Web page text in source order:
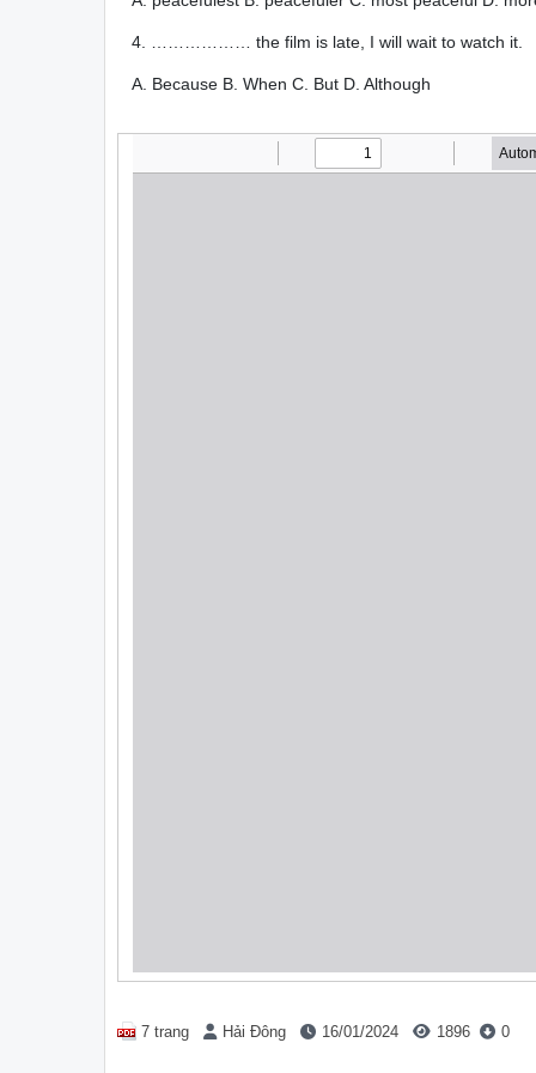
4. ……………… the film is late, I will wait to watch it.
A. Because B. When C. But D. Although
7 trang Hải Đông 16/01/2024 1896 0